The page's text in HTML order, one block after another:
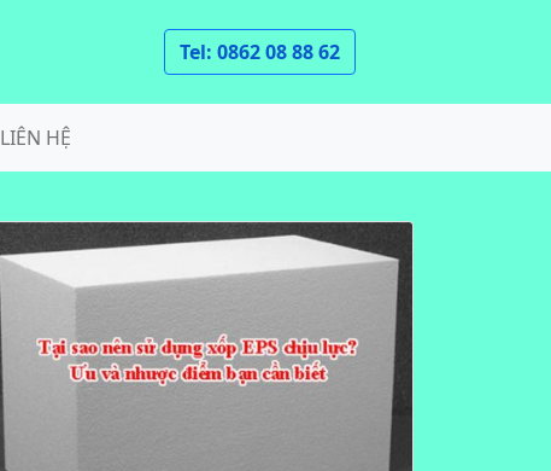
Tel: 0862 08 88 62
LIÊN HỆ